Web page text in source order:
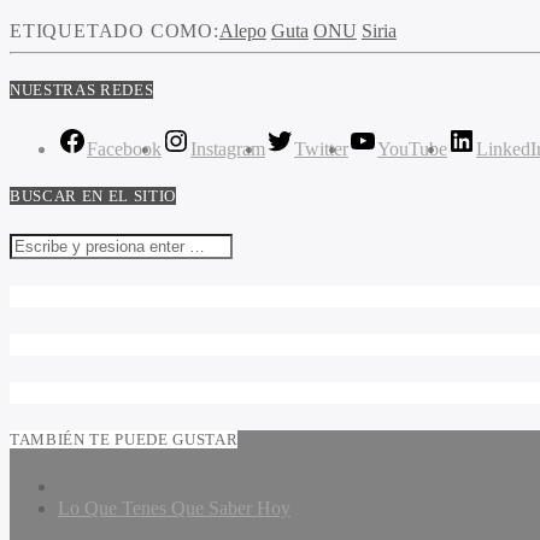
ETIQUETADO COMO:Alepo Guta ONU Siria
NUESTRAS REDES
Facebook Instagram Twitter YouTube
BUSCAR EN EL SITIO
TAMBIÉN TE PUEDE GUSTAR
Lo Que Tenes Que Saber Hoy